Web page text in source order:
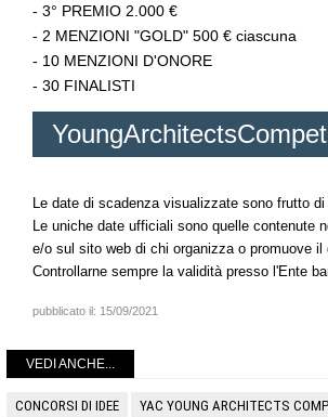
- 3° PREMIO 2.000 €
- 2 MENZIONI "GOLD" 500 € ciascuna
- 10 MENZIONI D'ONORE
- 30 FINALISTI
Le date di scadenza visualizzate sono frutto
Le uniche date ufficiali sono quelle contenute
e/o sul sito web di chi organizza o promuove il
Controllarne sempre la validità presso l'Ente
pubblicato il: 15/09/2021
VEDI ANCHE...
CONCORSI DI IDEE YAC YOUNG ARCHITECTS